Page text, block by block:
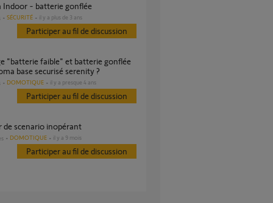
Indoor - batterie gonflée
SÉCURITÉ il y a plus de 3 ans
Participer au fil de discussion
base securisé serenity ?
DOMOTIQUE il y a presque 4 ans
Participer au fil de discussion
de scenario inopérant
DOMOTIQUE il y a 9 mois
Participer au fil de discussion